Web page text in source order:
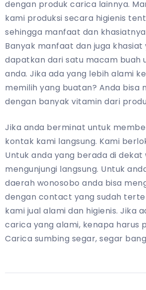
dengan produk carica lainnya.
kami produksi secara higienis
sehingga manfaat dan
Banyak manfaat dan juga khasiat
dapatkan dari satu macam buah
anda. Jika ada yang lebih alami
memilih yang buatan? Anda bisa
dengan banyak vitamin dari
Jika anda berminat untuk
kontak kami langsung. Kami
Untuk anda yang berada di dekat
mengunjungi langsung. Untuk
daerah wonosobo anda bisa
dengan contact yang sudah
kami jual alami dan higienis. Jika
carica yang alami, kenapa harus
Carica sumbing segar, segar